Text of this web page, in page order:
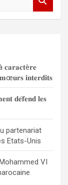
𝐜𝐚𝐫𝐚𝐜𝐭è𝐫𝐞
𝐢𝐧𝐭𝐞𝐫𝐝𝐢𝐭𝐬
𝐝𝐞́𝐟𝐞𝐧𝐝 𝐥𝐞𝐬
partenariat
Etats-Unis
VI